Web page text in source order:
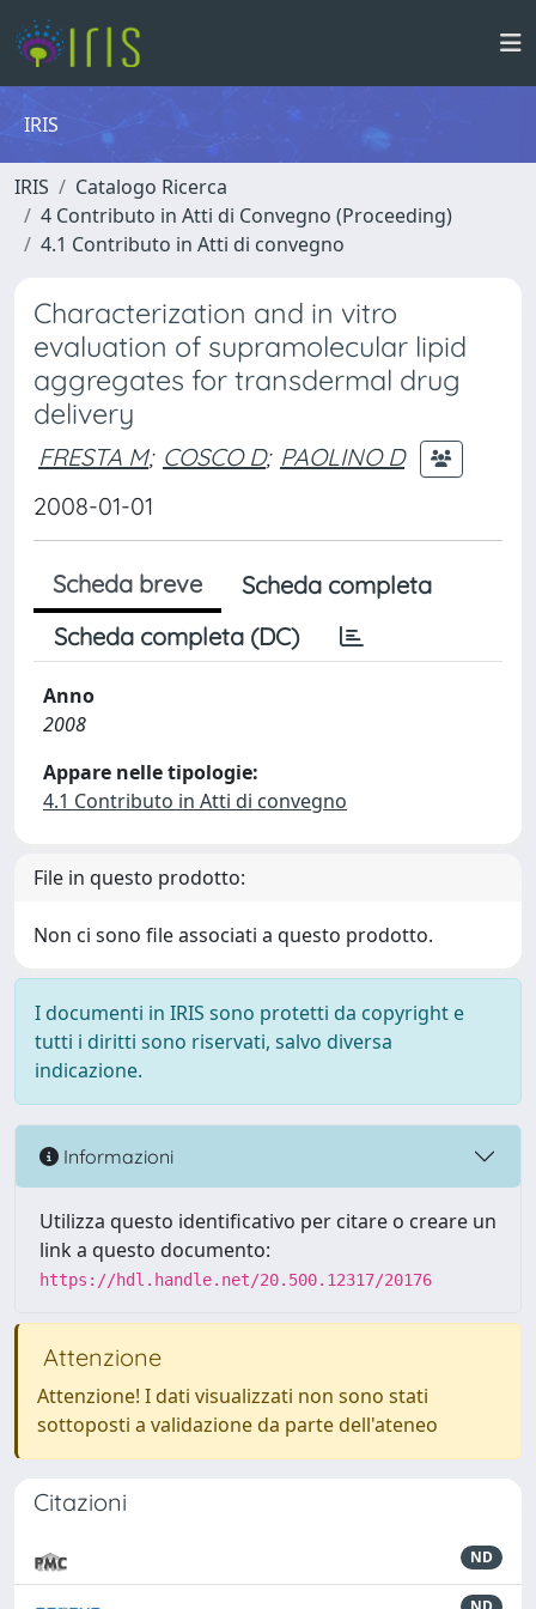
IRIS
IRIS
Catalogo Ricerca
4 Contributo in Atti di Convegno (Proceeding)
4.1 Contributo in Atti di convegno
Characterization and in vitro
evaluation of supramolecular lipid
aggregates for transdermal drug
delivery
FRESTA M; COSCO D; PAOLINO D
2008-01-01
Scheda breve
Scheda completa
Scheda completa (DC)
Anno
2008
Appare nelle tipologie:
4.1 Contributo in Atti di convegno
File in questo prodotto:
Non ci sono file associati a questo prodotto.
I documenti in IRIS sono protetti da copyright e
tutti i diritti sono riservati, salvo diversa
indicazione.
Informazioni
Utilizza questo identificativo per citare o creare un
link a questo documento:
https://hdl.handle.net/20.500.12317/20176
Attenzione
Attenzione! I dati visualizzati non sono stati
sottoposti a validazione da parte dell'ateneo
Citazioni
ND